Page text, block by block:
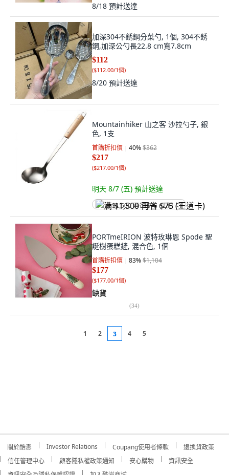
8/18 預計送達
加深304不銹鋼分菜勺, 1個, 304不銹
鋼,加深公勺長22.8 cm寬7.8cm
$112
($112.00/1個)
8/20 預計送達
Mountainhiker 山之客 沙拉勺子, 銀
色, 1支
首購折扣價 40%$362
$217
($217.00/1個)
明天 8/7 (五) 預計送達
满 $1,500 再省 $75 (王道卡)
PORTmeIRION 波特玫琳恩 Spode 聖
誕樹蛋糕鏟, 混合色, 1個
首購折扣價 83%$1,104
$177
($177.00/1個)
缺貨
(34)
1 2 3 4 5
關於酷澎 Investor Relations Coupang使用者條款
退換貨政策
信任管理中心
顧客隱私權政策通知 安心購物
資訊安全